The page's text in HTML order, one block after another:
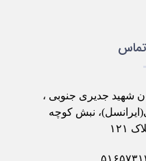
شهید جدیری جنوبی ،
نبش کوچه